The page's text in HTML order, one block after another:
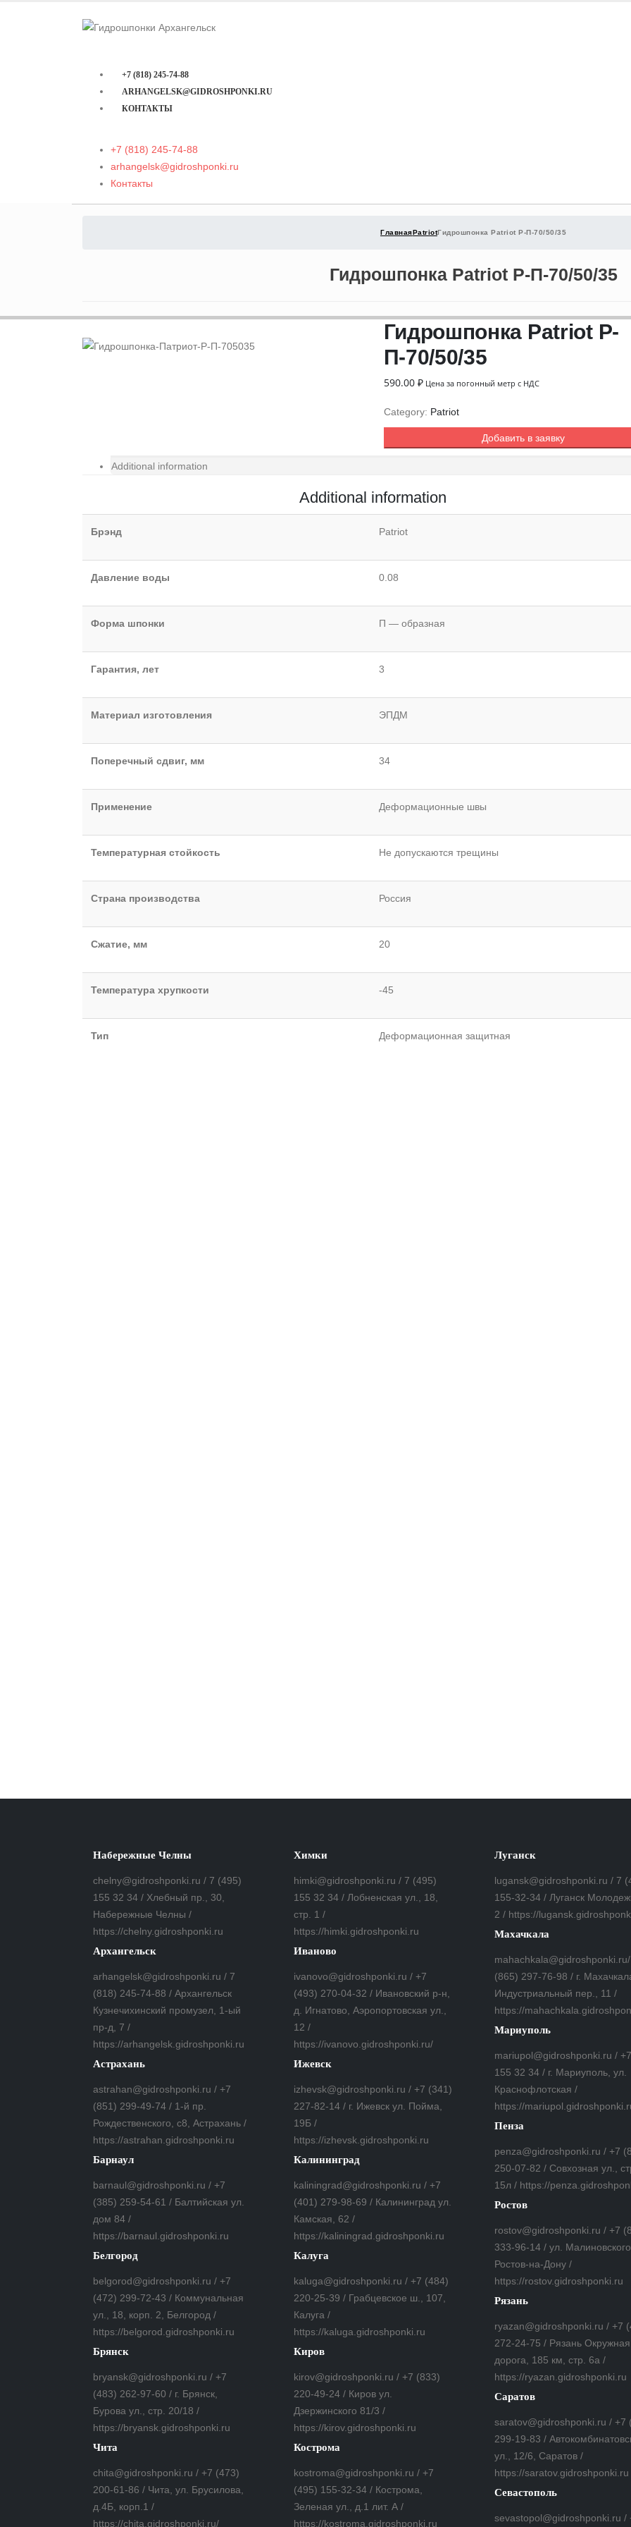
+7 (818) 245-74-88
ARHANGELSK@GIDROSHPONKI.RU
КОНТАКТЫ
+7 (818) 245-74-88
arhangelsk@gidroshponki.ru
Контакты
ГлавнаяPatriotГидрошпонка Patriot Р-П-70/50/35
Гидрошпонка Patriot Р-П-70/50/35
Гидрошпонка Patriot Р-
П-70/50/35
590.00 ₽Цена за погонный метр с НДС
Category: Patriot
Добавить в заявку
Additional information
Additional information
Брэнд Patriot
Давление воды 0.08
Форма шпонки П — образная
Гарантия, лет 3
Материал изготовления ЭПДМ
Поперечный сдвиг, мм 34
Применение Деформационные швы
Температурная стойкость Не допускаются трещины
Страна производства Россия
Сжатие, мм 20
Температура хрупкости -45
Тип Деформационная защитная
Набережные Челны
chelny@gidroshponki.ru / 7 (495)
155 32 34 / Хлебный пр., 30,
Набережные Челны /
https://chelny.gidroshponki.ru
Архангельск
arhangelsk@gidroshponki.ru / 7
(818) 245-74-88 / Архангельск
Кузнечихинский промузел, 1-ый
пр-д, 7 /
https://arhangelsk.gidroshponki.ru
Астрахань
astrahan@gidroshponki.ru / +7
(851) 299-49-74 / 1-й пр.
Рождественского, с8, Астрахань /
https://astrahan.gidroshponki.ru
Барнаул
barnaul@gidroshponki.ru / +7
(385) 259-54-61 / Балтийская ул.
дом 84 /
https://barnaul.gidroshponki.ru
Белгород
belgorod@gidroshponki.ru / +7
(472) 299-72-43 / Коммунальная
ул., 18, корп. 2, Белгород /
https://belgorod.gidroshponki.ru
Брянск
bryansk@gidroshponki.ru / +7
(483) 262-97-60 / г. Брянск,
Бурова ул., стр. 20/18 /
https://bryansk.gidroshponki.ru
Чита
chita@gidroshponki.ru / +7 (473)
200-61-86 / Чита, ул. Брусилова,
д.4Б, корп.1 /
https://chita.gidroshponki.ru/
Химки
himki@gidroshponki.ru / 7 (495)
155 32 34 / Лобненская ул., 18,
стр. 1 /
https://himki.gidroshponki.ru
Иваново
ivanovo@gidroshponki.ru / +7
(493) 270-04-32 / Ивановский р-н,
д. Игнатово, Аэропортовская ул.,
12 /
https://ivanovo.gidroshponki.ru/
Ижевск
izhevsk@gidroshponki.ru / +7 (341)
227-82-14 / г. Ижевск ул. Пойма,
19Б /
https://izhevsk.gidroshponki.ru
Калининград
kaliningrad@gidroshponki.ru / +7
(401) 279-98-69 / Калининград ул.
Камская, 62 /
https://kaliningrad.gidroshponki.ru
Калуга
kaluga@gidroshponki.ru / +7 (484)
220-25-39 / Грабцевское ш., 107,
Калуга /
https://kaluga.gidroshponki.ru
Киров
kirov@gidroshponki.ru / +7 (833)
220-49-24 / Киров ул.
Дзержинского 81/3 /
https://kirov.gidroshponki.ru
Кострома
kostroma@gidroshponki.ru / +7
(495) 155-32-34 / Кострома,
Зеленая ул., д.1 лит. А /
https://kostroma.gidroshponki.ru
Луганск
lugansk@gidroshponki.ru / 7
155-32-34 / Луганск
2 / https://
Махачкала
(865) 297-76-98 / г.
Индустриальный пер., 11 /
https://
Мариуполь
mariupol@gidroshponki.ru /
155 32 34 / г. Мариуполь, ул.
Краснофлотская /
https://
Пенза
penza@gidroshponki.ru / +7
250-07-82 / Совхозная ул.,
15л / https://
Ростов
rostov@gidroshponki.ru / +7
333-96-14 / ул.
Ростов-на-Дону /
https://rostov.gidroshponki.ru
Рязань
ryazan@gidroshponki.ru / +7
272-24-75 / Рязань Окружная
дорога, 185 км, стр. 6а /
https://ryazan.gidroshponki.ru
Саратов
saratov@gidroshponki.ru / +7
299-19-83 /
ул., 12/6, Саратов /
https://saratov.gidroshponki.ru
Севастополь
sevastopol@gidroshponki.ru /